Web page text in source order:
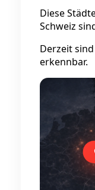
Diese
Schweiz
Derzeit
erkennbar.